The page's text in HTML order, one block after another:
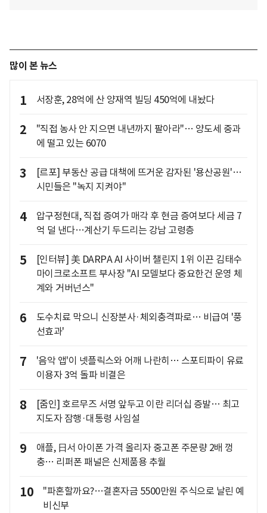
많이 본 뉴스
1 서장훈, 28억에 산 양재역 빌딩 450억에 내놨다
2
"직접 농사 안 지으면 내년까지 팔아라"… 양도세 중과
에 떨고 있는 6070
3
[르포] 부동산 공급 대책에 뜨거운 감자된 '용산공원'…
시민들은 "녹지 지켜야"
4
압구정현대, 직접 증여가 매각 후 현금 증여보다 세금 7
억 덜 낸다…계산기 두드리는 강남 고령층
5
[인터뷰] 美 DARPA AI 사이버 챌린지 1위 이끈 김태수
마이크로소프트 부사장 "AI 모델보다 중요한건 운영 체
계와 거버넌스"
6
도수치료 막으니 신장분사·체외충격파로… 비급여 '풍
선효과'
7
'음악 앱'이 넷플릭스와 어깨 나란히… 스포티파이 유료
이용자 3억 돌파 비결은
8
[줌인] 호르무즈 서명 앞두고 이란 리더십 증발… 최고
지도자 잠행·대통령 사임설
9
애플, 日서 아이폰 가격 올리자 중고폰 주문량 2배 껑
충… 리퍼폰 패널은 신제품용 추월
10
"파혼할까요?…결혼자금 5500만원 주식으로 날린 예
비신부